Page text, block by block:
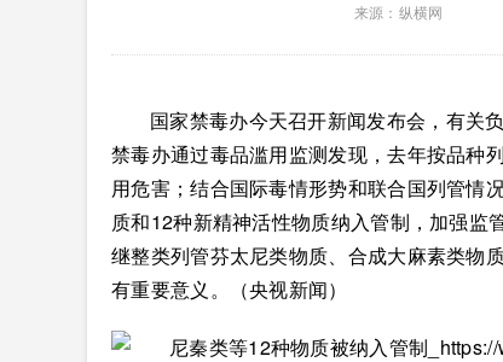
来源：纵横网
国家禁毒办今天召开新闻发布会，有关
禁毒办通过毒品滥用监测发现，去年按品种
用危害；结合国际毒情形势和联合国列管情
质和12种新精神活性物质纳入管制，加强监
继整类列管芬太尼类物质、合成大麻素类物
有重要意义。（央视新闻）